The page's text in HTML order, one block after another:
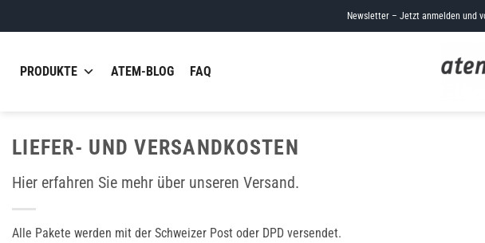
to
Newsletter – Jetzt anmelden und
PRODUKTE ATEM-BLOG FAQ
LIEFER- UND VERSANDKOSTEN
Hier erfahren Sie mehr über unseren Versand.
Alle Pakete werden mit der Schweizer Post oder DPD versendet.